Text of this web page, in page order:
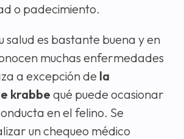
o padecimiento.
salud es bastante buena y en
muchas enfermedades
a excepción de la
krabbe qué puede ocasionar
en el felino. Se
un chequeo médico